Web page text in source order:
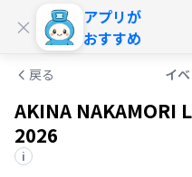
×
アプリが
おすすめ
戻る イ
AKINA NAKAMORI
2026
i